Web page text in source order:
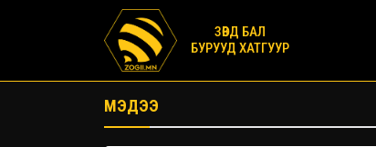
ЗӨВД БАЛ
БУРУУД ХАТГУУР
МЭДЭЭ